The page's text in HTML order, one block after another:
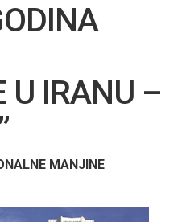
U IRANU –
MANJINE